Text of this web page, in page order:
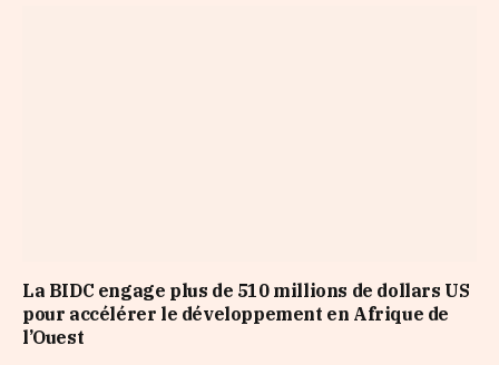
La BIDC engage plus de 510 millions de dollars US
pour accélérer le développement en Afrique de
l’Ouest